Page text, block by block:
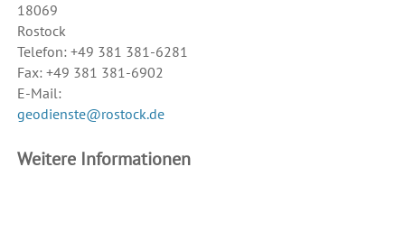
18069
Rostock
Telefon: +49 381 381-6281
Fax: +49 381 381-6902
E-Mail:
geodienste@rostock.de
Weitere Informationen